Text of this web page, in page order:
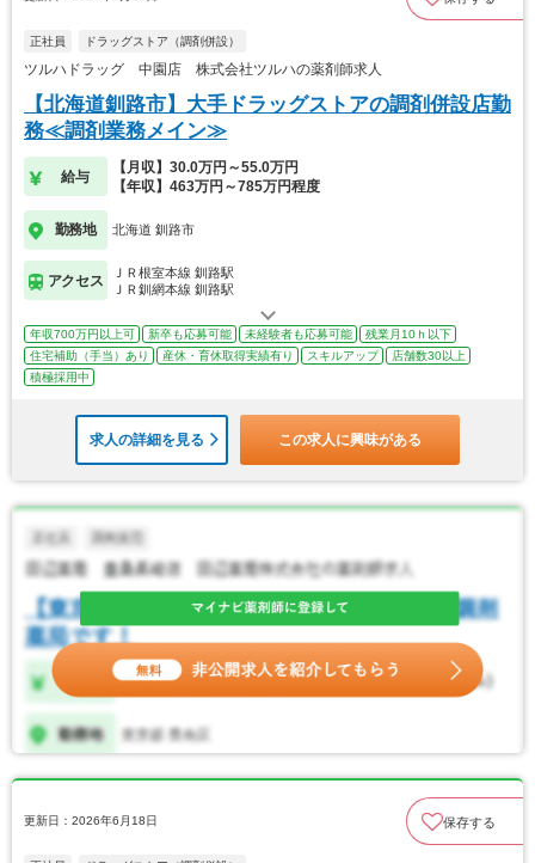
正社員 ドラッグストア（調剤併設）
ツルハドラッグ 中園店 株式会社ツルハの薬剤師求人
【北海道釧路市】大手ドラッグストアの調剤併設店勤
務≪調剤業務メイン≫
給与
【月収】30.0万円～55.0万円
【年収】463万円～785万円程度
勤務地 北海道 釧路市
アクセス
ＪＲ根室本線 釧路駅
ＪＲ釧網本線 釧路駅
年収700万円以上可 新卒も応募可能 未経験者も応募可能
残業月10ｈ以下
住宅補助（手当）あり
産休・育休取得実績有り スキルアップ
店舗数30以上
積極採用中
求人の詳細を見る この求人に興味がある
更新日：2026年6月18日 保存する